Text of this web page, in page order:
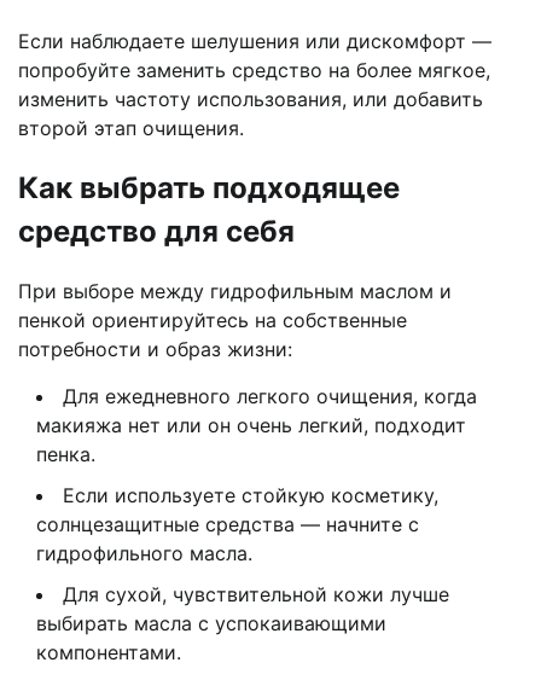
Если наблюдаете шелушения или дискомфорт —
попробуйте заменить средство на более мягкое,
изменить частоту использования, или добавить
второй этап очищения.
Как выбрать подходящее
средство для себя
При выборе между гидрофильным маслом и
пенкой ориентируйтесь на собственные
потребности и образ жизни:
Для ежедневного легкого очищения, когда
макияжа нет или он очень легкий, подходит
пенка.
Если используете стойкую косметику,
солнцезащитные средства — начните с
гидрофильного масла.
Для сухой, чувствительной кожи лучше
выбирать масла с успокаивающими
компонентами.